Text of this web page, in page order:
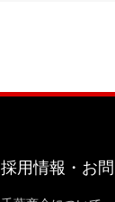
採用情報・お